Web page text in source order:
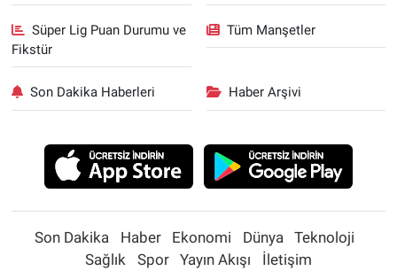
Süper Lig Puan Durumu ve
Fikstür
Tüm Manşetler
Son Dakika Haberleri Haber Arşivi
Son Dakika Haber Ekonomi Dünya
Teknoloji
Sağlık
Spor Yayın Akışı İletişim